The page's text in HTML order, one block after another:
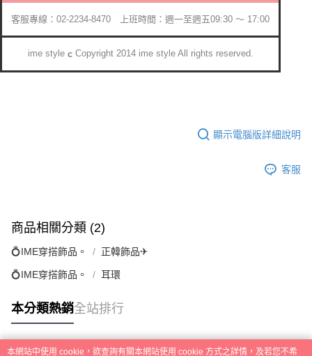
客服專線：02-2234-8470 上班時間：週一至週五09:30 ～ 17:00
ime style cCopyright 2014 ime style All rights reserved.
顯示電腦版詳細說明
客服
商品相關分類 (2)
💍IME穿搭飾品。 正韓飾品✈
💍IME穿搭飾品。 耳環
本分類熱銷全站排行
本網站中使用 cookie，欲查詢有關本網站使用 cookie 方式之詳情，及若您不希